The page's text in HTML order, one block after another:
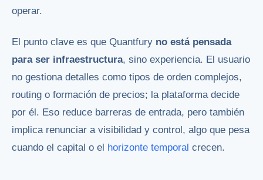
operar.
El punto clave es que Quantfury no está pensada
para ser infraestructura, sino experiencia. El usuario
no gestiona detalles como tipos de orden complejos,
routing o formación de precios; la plataforma decide
por él. Eso reduce barreras de entrada, pero también
implica renunciar a visibilidad y control, algo que pesa
cuando el capital o el horizonte temporal crecen.